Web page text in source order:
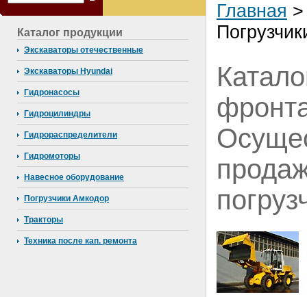
Каталог продукции
Экскаваторы отечественные
Экскаваторы Hyundai
Гидронасосы
Гидроцилиндры
Гидрораспределители
Гидромоторы
Навесное оборудование
Погрузчики Амкодор
Тракторы
Техника после кап. ремонта
Главная